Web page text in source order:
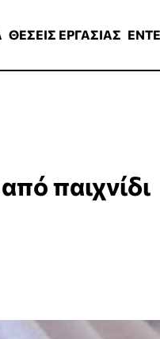
ΘΕΣΕΙΣ ΕΡΓΑΣΙΑΣ
παιχνίδι